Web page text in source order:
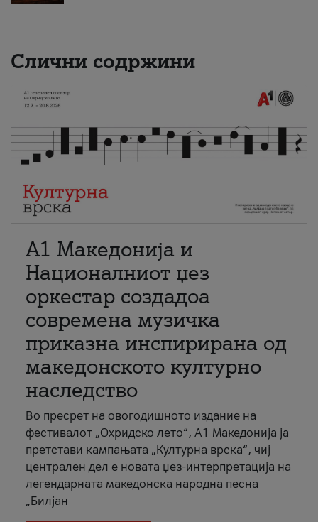
Слични содржини
А1 Македонија и
Националниот џез
оркестар создадоа
современа музичка
приказна инспирирана од
македонското културно
наследство
Во пресрет на овогодишното издание на
фестивалот „Охридско лето“, А1 Македонија ја
претстави кампањата „Културна врска“, чиј
централен дел е новата џез-интерпретација на
легендарната македонска народна песна
„Билјан